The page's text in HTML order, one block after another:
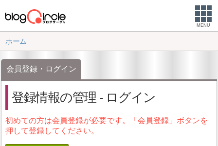
MENU
ホーム
会員登録・ログイン
登録情報の管理 - ログイン
初めての方は会員登録が必要です。「会員登録」ボタンを
押して登録してください。